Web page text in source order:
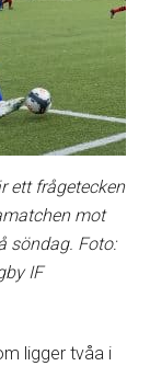
ett frågetecken
mot
söndag. Foto:
IF
ligger tvåa i